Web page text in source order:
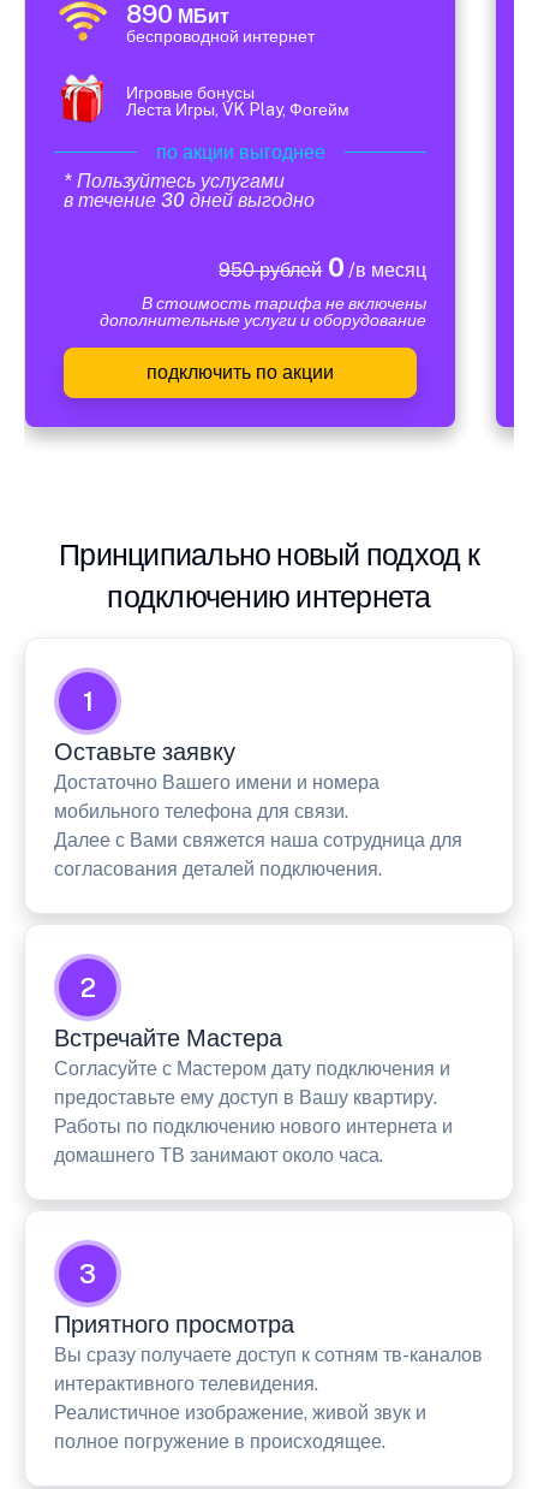
890 МБит
беспроводной интернет
Игровые бонусы
Леста Игры, VK Play, Фогейм
по акции выгоднее
* Пользуйтесь услугами
в течение 30 дней выгодно
950 рублей0 /в месяц
В стоимость тарифа не включены
дополнительные услуги и оборудование
подключить по акции
Принципиально новый подход к
подключению интернета
1
Оставьте заявку
Достаточно Вашего имени и номера
мобильного телефона для связи.
Далее с Вами свяжется наша сотрудница для
согласования деталей подключения.
2
Встречайте Мастера
Согласуйте с Мастером дату подключения и
предоставьте ему доступ в Вашу квартиру.
Работы по подключению нового интернета и
домашнего ТВ занимают около часа.
3
Приятного просмотра
Вы сразу получаете доступ к сотням тв-каналов
интерактивного телевидения.
Реалистичное изображение, живой звук и
полное погружение в происходящее.